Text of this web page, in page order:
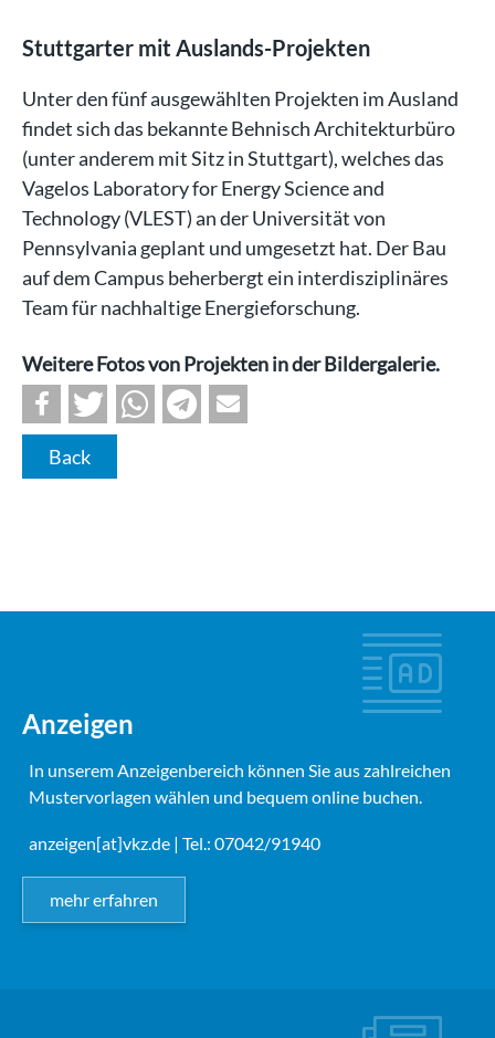
Stuttgarter mit Auslands-Projekten
Unter den fünf ausgewählten Projekten im Ausland
findet sich das bekannte Behnisch Architekturbüro
(unter anderem mit Sitz in Stuttgart), welches das
Vagelos Laboratory for Energy Science and
Technology (VLEST) an der Universität von
Pennsylvania geplant und umgesetzt hat. Der Bau
auf dem Campus beherbergt ein interdisziplinäres
Team für nachhaltige Energieforschung.
Weitere Fotos von Projekten in der Bildergalerie.
Back
Anzeigen
In unserem Anzeigenbereich können Sie aus zahlreichen
Mustervorlagen wählen und bequem online buchen.
anzeigen[at]vkz.de | Tel.: 07042/91940
mehr erfahren